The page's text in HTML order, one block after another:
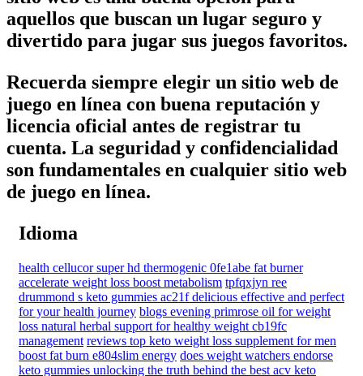
aquellos que buscan un lugar seguro y
divertido para jugar sus juegos favoritos.
Recuerda siempre elegir un sitio web de
juego en línea con buena reputación y
licencia oficial antes de registrar tu
cuenta. La seguridad y confidencialidad
son fundamentales en cualquier sitio web
de juego en línea.
Idioma
health cellucor super hd thermogenic 0fe1abe fat burner
accelerate weight loss boost metabolism tpfqxjyn ree
drummond s keto gummies ac21f delicious effective and perfect
for your health journey blogs evening primrose oil for weight
loss natural herbal support for healthy weight cb19fc
management reviews top keto weight loss supplement for men
boost fat burn e804slim energy does weight watchers endorse
keto gummies unlocking the truth behind the best acv keto